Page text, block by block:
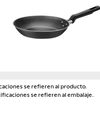
se refieren al producto.
se refieren al embalaje.